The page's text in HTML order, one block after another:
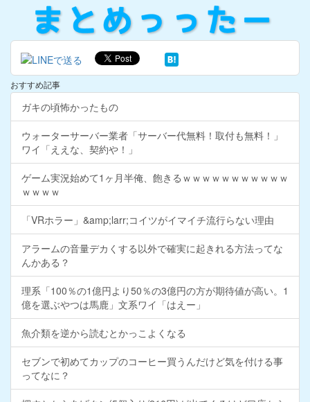
おすすめ記事
ガキの頃怖かったもの
ウォーターサーバー業者「サーバー代無料！取付も無料！」
ワイ「ええな、契約や！」
ゲーム実況始めて1ヶ月半俺、飽きるｗｗｗｗｗｗｗｗｗｗｗ
ｗｗｗｗ
「VRホラー」&amp;larr;コイツがイマイチ流行らない理由
アラームの音量デカくする以外で確実に起きれる方法ってな
んかある？
理系「100％の1億円より50％の3億円の方が期待値が高い。1
億を選ぶやつは馬鹿」文系ワイ「はえー」
魚介類を逆から読むとかっこよくなる
セブンで初めてカップのコーヒー買うんだけど気を付ける事
ってなに？